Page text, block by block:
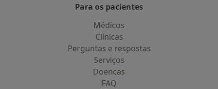
Para os pacientes
Médicos
Clínicas
Perguntas e respostas
Serviços
Doencas
FAQ